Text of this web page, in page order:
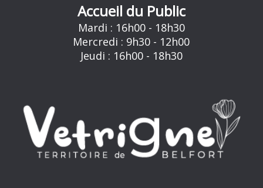
Accueil du Public
Mardi : 16h00 - 18h30
Mercredi : 9h30 - 12h00
Jeudi : 16h00 - 18h30